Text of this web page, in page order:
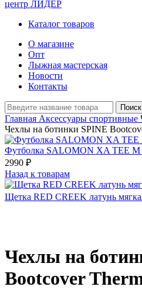
Каталог товаров
О магазине
Опт
Лыжная мастерская
Новости
Контакты
Поиск
Главная Аксессуары спортивные
Чехлы на ботинки SPINE
Футболка SALOMON XA TEE M
2990 ₽
Назад к товарам
Щетка RED CREEK латунь
Чехлы на
Bootcover